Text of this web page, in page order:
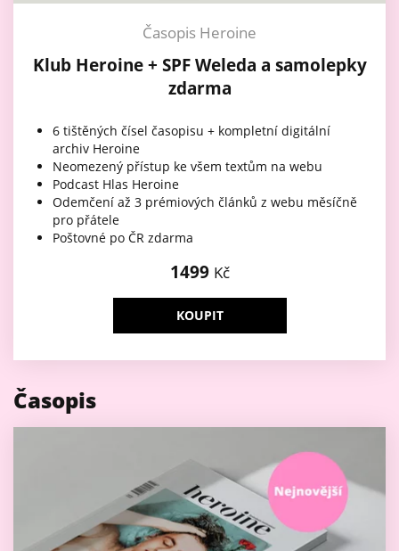
Časopis Heroine
Klub Heroine + SPF Weleda a samolepky
zdarma
6 tištěných čísel časopisu + kompletní digitální
archiv Heroine
Neomezený přístup ke všem textům na webu
Podcast Hlas Heroine
Odemčení až 3 prémiových článků z webu měsíčně
pro přátele
Poštovné po ČR zdarma
1499 Kč
KOUPIT
Časopis